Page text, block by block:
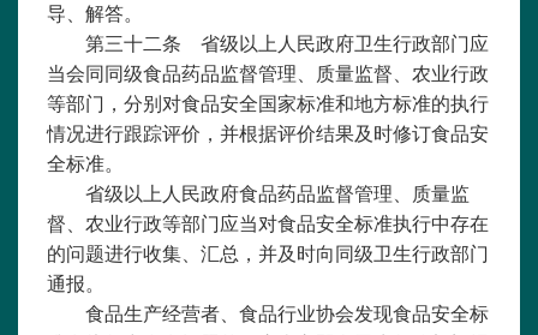
导、解答。
第三十二条 省级以上人民政府卫生行政部门应
当会同同级食品药品监督管理、质量监督、农业行政
等部门，分别对食品安全国家标准和地方标准的执行
情况进行跟踪评价，并根据评价结果及时修订食品安
全标准。
省级以上人民政府食品药品监督管理、质量监
督、农业行政等部门应当对食品安全标准执行中存在
的问题进行收集、汇总，并及时向同级卫生行政部门
通报。
食品生产经营者、食品行业协会发现食品安全标